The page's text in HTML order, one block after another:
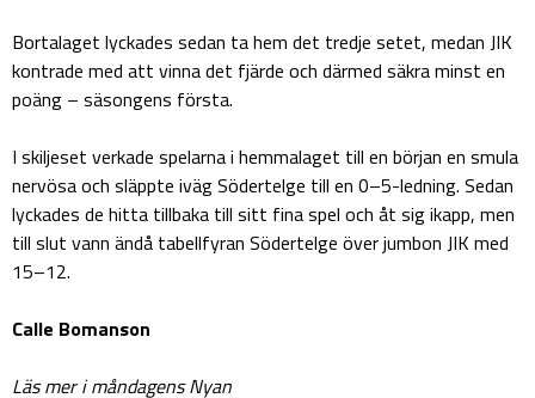
Bortalaget lyckades sedan ta hem det tredje setet, medan JIK
kontrade med att vinna det fjärde och därmed säkra minst en
poäng – säsongens första.
I skiljeset verkade spelarna i hemmalaget till en början en smula
nervösa och släppte iväg Södertelge till en 0–5-ledning. Sedan
lyckades de hitta tillbaka till sitt fina spel och åt sig ikapp, men
till slut vann ändå tabellfyran Södertelge över jumbon JIK med
15–12.
Calle Bomanson
Läs mer i måndagens Nyan